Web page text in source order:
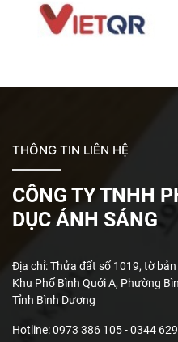
THÔNG TIN LIÊN HỆ
CÔNG TY TNHH
DỤC ÁNH SÁNG
Địa chỉ: Thửa đất số 1019, tờ
Khu Phố Bình Quới A, Phường
Tỉnh Bình Dương
Hotline: 0973 386 105 - 0344